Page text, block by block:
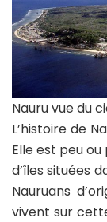
Nauru vue du
L’histoire de
Elle est peu
d’îles situées
Nauruans
vivent sur